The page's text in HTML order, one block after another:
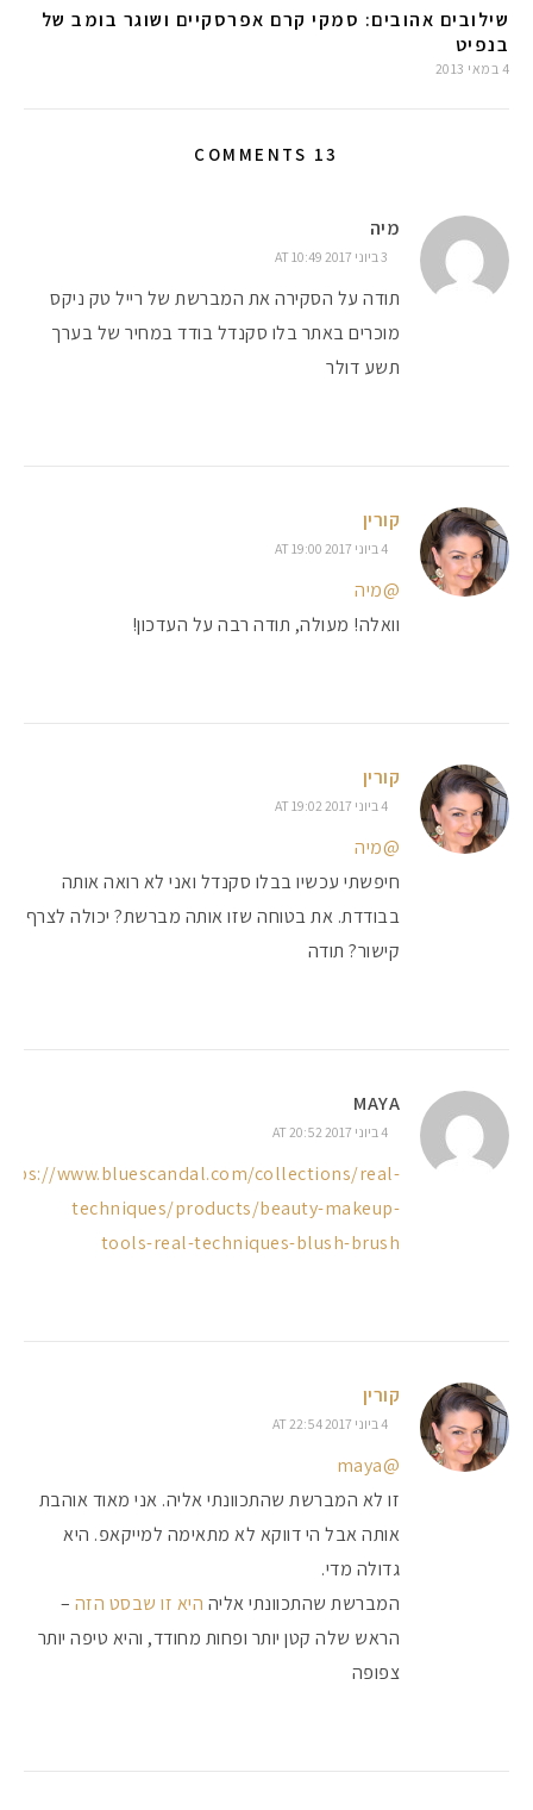
שילובים אהובים: סמקי קרם אפרסקיים ושוגר בומב של
בנפיט
4 במאי 2013
13 COMMENTS
מיה
3 ביוני 2017 AT 10:49
תודה על הסקירה את המברשת של רייל טק ניקס
מוכרים באתר בלו סקנדל בודד במחיר של בערך
תשע דולר
קורין
4 ביוני 2017 AT 19:00
@מיה
וואלה! מעולה, תודה רבה על העדכון!
קורין
4 ביוני 2017 AT 19:02
@מיה
חיפשתי עכשיו בבלו סקנדל ואני לא רואה אותה
בבודדת. את בטוחה שזו אותה מברשת? יכולה לצרף
קישור? תודה
MAYA
4 ביוני 2017 AT 20:52
www.bluescandal.com/collections/real-
techniques/products/beauty-makeup-
tools-real-techniques-blush-brush
קורין
4 ביוני 2017 AT 22:54
@maya
זו לא המברשת שהתכוונתי אליה. אני מאוד אוהבת
אותה אבל הי דווקא לא מתאימה למייקאפ. היא
גדולה מדי.
המברשת שהתכוונתי אליה היא זו שבסט הזה –
הראש שלה קטן יותר ופחות מחודד, והיא טיפה יותר
צפופה